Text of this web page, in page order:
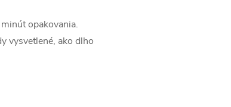
opakovania.
vysvetlené, ako dlho